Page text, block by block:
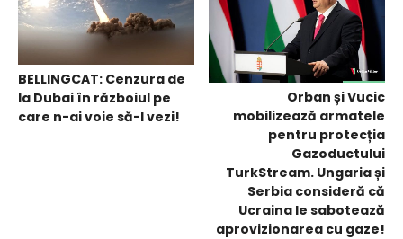
BELLINGCAT: Cenzura de
la Dubai în războiul pe
care n-ai voie să-l vezi!
Orban și Vucic
mobilizează armatele
pentru protecția
Gazoductului
TurkStream. Ungaria și
Serbia consideră că
Ucraina le sabotează
aprovizionarea cu gaze!